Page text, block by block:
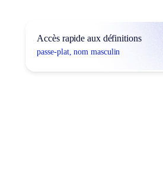
Accès rapide aux définitions
passe-plat, nom masculin